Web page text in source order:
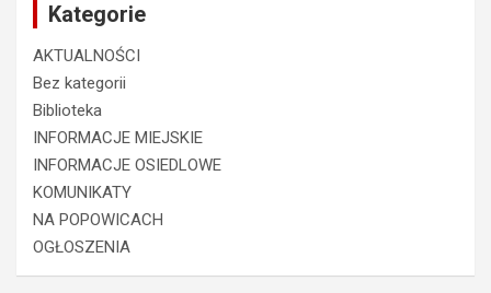
Kategorie
AKTUALNOŚCI
Bez kategorii
Biblioteka
INFORMACJE MIEJSKIE
INFORMACJE OSIEDLOWE
KOMUNIKATY
NA POPOWICACH
OGŁOSZENIA